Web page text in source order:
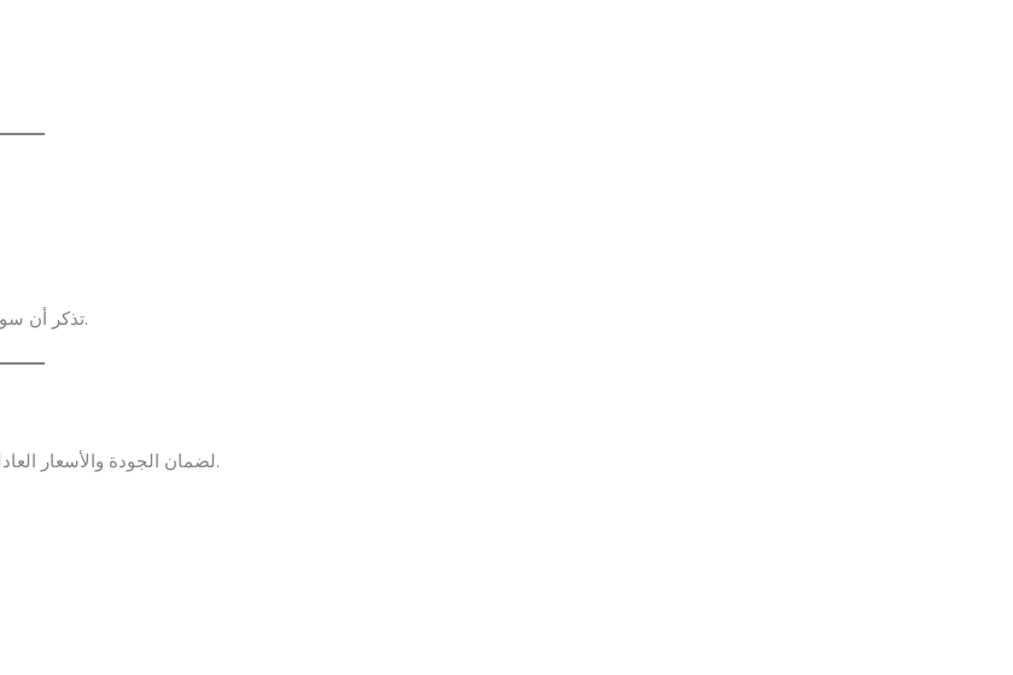
تذكر أن سوق الأثاث المستعمل في الطائف مليء بالخيارات — الصبر مفتاح النجاح.
لضمان الجودة والأسعار العادلة، اختر اثاث مستعمل الطائف — العلامة التجارية الأكثر ثقة في الطائف.